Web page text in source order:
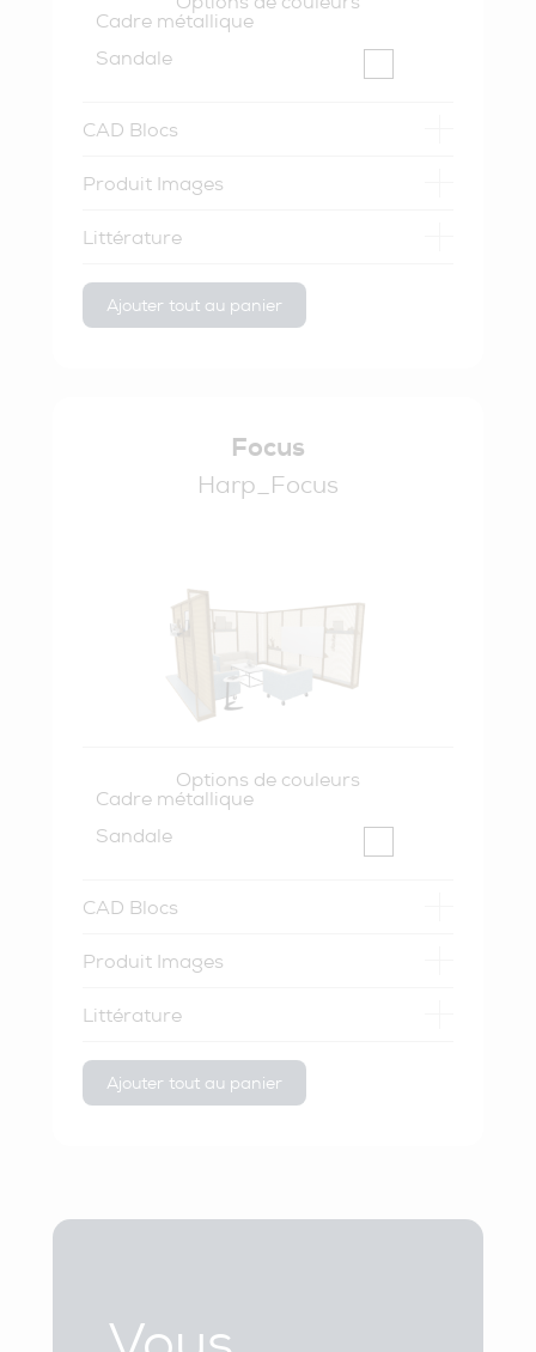
Cadre métallique
Sandale
CAD Blocs
Produit Images
Littérature
Ajouter tout au panier
Focus
Harp_Focus
Options de couleurs
Cadre métallique
Sandale
CAD Blocs
Produit Images
Littérature
Ajouter tout au panier